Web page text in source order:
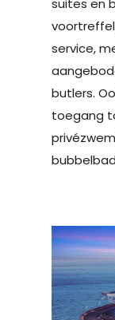
suites en
service,
butlers.
toegang